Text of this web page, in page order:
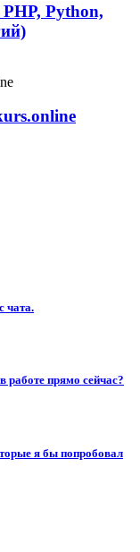
Python,
чата.
прямо сейчас?
я бы попробовал